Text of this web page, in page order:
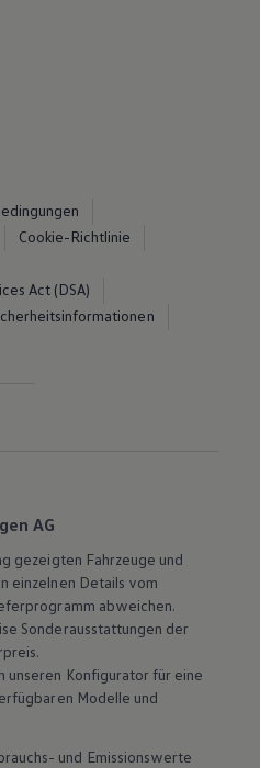
Cookie-Richtlinie
Act (DSA)
AG
gezeigten Fahrzeuge und
einzelnen Details vom
abweichen.
Sonderausstattungen der
unseren Konfigurator für eine
Modelle und
und Emissionswerte